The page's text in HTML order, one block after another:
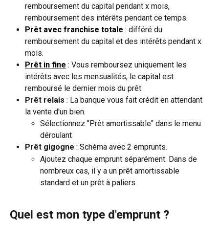
remboursement du capital pendant x mois,
remboursement des intérêts pendant ce temps.
Prêt avec franchise totale : différé du
remboursement du capital et des intérêts pendant x
mois.
Prêt in fine : Vous remboursez uniquement les
intérêts avec les mensualités, le capital est
remboursé le dernier mois du prêt.
Prêt relais : La banque vous fait crédit en attendant
la vente d'un bien.
Sélectionnez "Prêt amortissable" dans le menu
déroulant
Prêt gigogne : Schéma avec 2 emprunts.
Ajoutez chaque emprunt séparément. Dans de
nombreux cas, il y a un prêt amortissable
standard et un prêt à paliers.
Quel est mon type d'emprunt ?